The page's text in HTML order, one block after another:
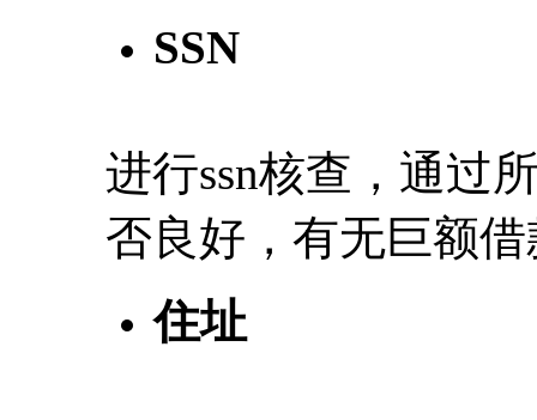
SSN
进行ssn核查，通过
否良好，有无巨额
住址